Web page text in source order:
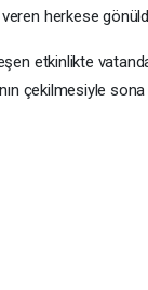
herkese
etkinlikte
çekilmesiyle sona